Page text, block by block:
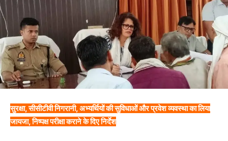
सुरक्षा, सीसीटीवी निगरानी, अभ्यर्थियों की सुविधाओं और प्रवेश व्यवस्था का लिया
जायजा, निष्पक्ष परीक्षा कराने के दिए निर्देश